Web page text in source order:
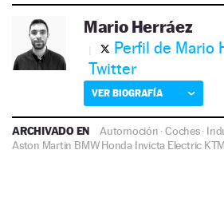
Mario Herráez
Perfil de Mario
Twitter
VER BIOGRAFÍA
ARCHIVADO EN Automoción ·Coches·
Aston Martin BMW Honda Invicta Electric KTM